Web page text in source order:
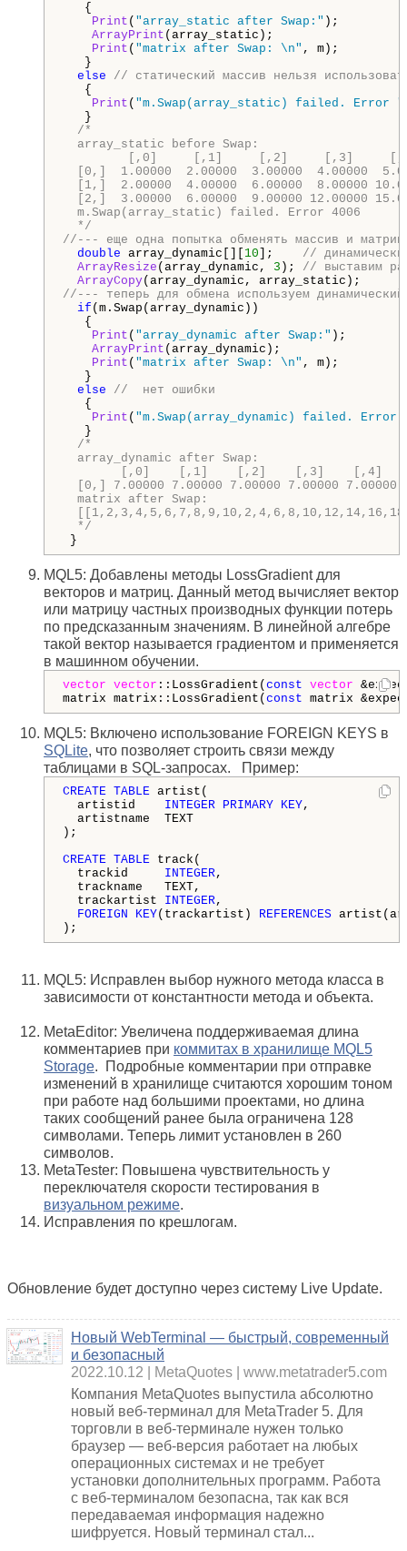
{
Print ( "array_static after Swap:" );
ArrayPrint (array_static);
Print ( "matrix after Swap: \n" , m);
}
else
// статический массив нельзя
{
Print ( "m.Swap(array_static) failed. Error "
}
/*
array_static before Swap:
[,0]     [,1]     [,2]     [,3]     [,4]
[0,]  1.00000  2.00000  3.00000  4.00000
[1,]  2.00000  4.00000  6.00000  8.00000
[2,]  3.00000  6.00000  9.00000 12.00000
m.Swap(array_static) failed. Error 4006
*/
//--- еще одна попытка обменять массив и
double array_dynamic[][ 10]; //
ArrayResize (array_dynamic, 3 ); // выставим
ArrayCopy
//--- теперь для обмена используем динамический
if (m.Swap(array_dynamic))
{
Print ( "array_dynamic after Swap:" );
ArrayPrint (array_dynamic);
Print ( "matrix after Swap: \n" , m);
}
else
//  нет ошибки
{
Print ( "m.Swap(array_dynamic) failed. Error
}
/*
array_dynamic after Swap:
[,0]    [,1]    [,2]    [,3]    [,4]
[0,] 7.00000 7.00000 7.00000 7.00000 7.00000
matrix after Swap:
*/
}
MQL5: Добавлены методы LossGradient для
векторов и матриц. Данный метод вычисляет вектор
или матрицу частных производных функции потерь
по предсказанным значениям. В линейной алгебре
такой вектор называется градиентом и применяется
в машинном обучении.
vector vector ::LossGradient(const vector
matrix matrix::LossGradient(const matrix
MQL5: Включено использование FOREIGN KEYS в
SQLite, что позволяет строить связи между
таблицами в SQL-запросах. Пример:
CREATE TABLE artist(
artistid INTEGER PRIMARY KEY,
artistname  TEXT
);
CREATE TABLE track(
trackid INTEGER,
trackname   TEXT,
trackartist INTEGER,
FOREIGN
KEY(trackartist) REFERENCES
);
MQL5: Исправлен выбор нужного метода класса в
зависимости от константности метода и объекта.
MetaEditor: Увеличена поддерживаемая длина
комментариев при коммитах в хранилище MQL5
Storage. Подробные комментарии при отправке
изменений в хранилище считаются хорошим тоном
при работе над большими проектами, но длина
таких сообщений ранее была ограничена 128
символами. Теперь лимит установлен в 260
символов.
MetaTester: Повышена чувствительность у
переключателя скорости тестирования в
визуальном режиме.
Исправления по крешлогам.
Обновление будет доступно через систему Live Update.
Новый WebTerminal — быстрый, современный
и безопасный
2022.10.12
MetaQuotes
www.metatrader5.com
Компания MetaQuotes выпустила абсолютно
новый веб-терминал для MetaTrader 5. Для
торговли в веб-терминале нужен только
браузер — веб-версия работает на любых
операционных системах и не требует
установки дополнительных программ. Работа
с веб-терминалом безопасна, так как вся
передаваемая информация надежно
шифруется. Новый терминал стал...